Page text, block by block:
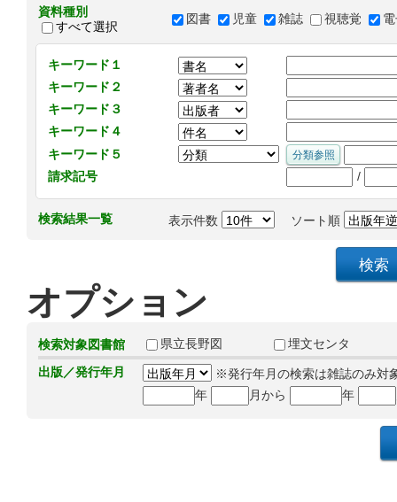
資料種別
すべて選択
図書 児童 雑誌 視聴覚
キーワード１
キーワード２
キーワード３
キーワード４
キーワード５
請求記号
/
検索結果一覧 表示件数 ソート順
オプション
検索対象図書館 県立長野図
埋文センタ
出版／発行年月
※発行年月の検索は雑誌のみ対
年
月から 年